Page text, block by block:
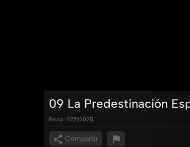
09 La Predestinación
Fecha: 07/11/2025
Compartir